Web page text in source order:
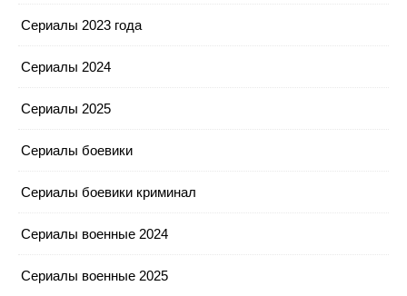
Сериалы 2023 года
Сериалы 2024
Сериалы 2025
Сериалы боевики
Сериалы боевики криминал
Сериалы военные 2024
Сериалы военные 2025